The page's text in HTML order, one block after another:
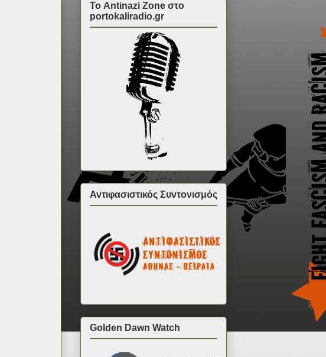
Το Antinazi Zone στο
portokaliradio.gr
Αντιφασιστικός Συντονισμός
Golden Dawn Watch